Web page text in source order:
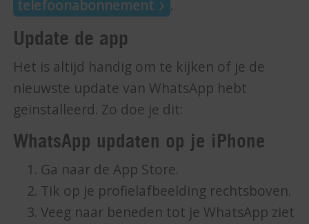
telefoonabonnement
.
Update de app
Het is altijd handig om te kijken of je de
nieuwste update van WhatsApp hebt
geïnstalleerd. Zo doe je dit:
WhatsApp updaten op je iPhone
Ga naar de App Store.
Tik op je profielafbeelding rechtsboven.
Veeg naar beneden tot je WhatsApp ziet